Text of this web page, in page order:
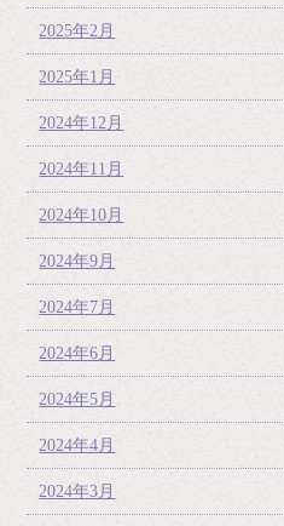
2025年2月
2025年1月
2024年12月
2024年11月
2024年10月
2024年9月
2024年7月
2024年6月
2024年5月
2024年4月
2024年3月